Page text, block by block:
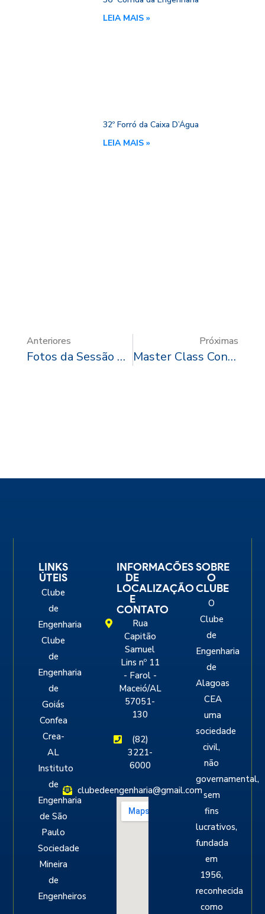
LEIA MAIS »
32º Forró da Caixa D’Água
LEIA MAIS »
Anteriores
Fotos da Sessão Solene de 2024
Próximas
Master Class Construção Financiada
LINKS
ÚTEIS
Clube
de
Engenharia
Clube
de
Engenharia
de
Goiás
Confea
Crea-
AL
Instituto
de
Engenharia
de São
Paulo
Sociedade
Mineira
de
Engenheiros
INFORMACÕES
DE
LOCALIZAÇÃO
E
CONTATO
Rua
Capitão
Samuel
Lins nº 11
- Farol -
Maceió/AL
57051-
130
(82)
3221-
6000
clubedeengenharia@gmail.com
SOBRE
O
CLUBE
O
Clube
de
Engenharia
de
Alagoas
CEA
uma
sociedade
civil,
não
governamental,
sem
fins
lucrativos,
fundada
em
1956,
reconhecida
como